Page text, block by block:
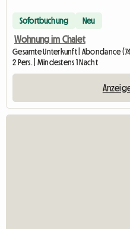
Sofortbuchung Neu
Wohnung im Chalet
Gesamte Unterkunft | Abondance
2 Pers. | Mindestens 1 Nacht